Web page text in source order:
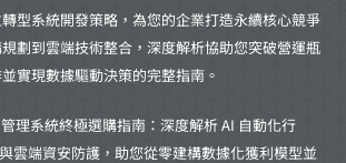
型系統開發策略，為您的企業打造永續核心競爭
劃到雲端技術整合，深度解析協助您突破營運瓶
實現數據驅動決策的完整指南。
理系統終極選購指南：深度解析 AI 自動化行
雲端資安防護，助您從零建構數據化獲利模型並